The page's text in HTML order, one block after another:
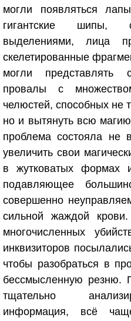
могли появляться
гигантские шипы,
выделениями, лица
скелетированные
могли представлять
провалы с
челюстей, способных не
но и вытянуть всю
проблема состояла не
увеличить свои
в жутковатых формах
подавляющее
совершенно
сильной жаждой
многочисленных
инквизиторов
чтобы разобраться в
бессмысленную резню.
тщательно
информация, всё